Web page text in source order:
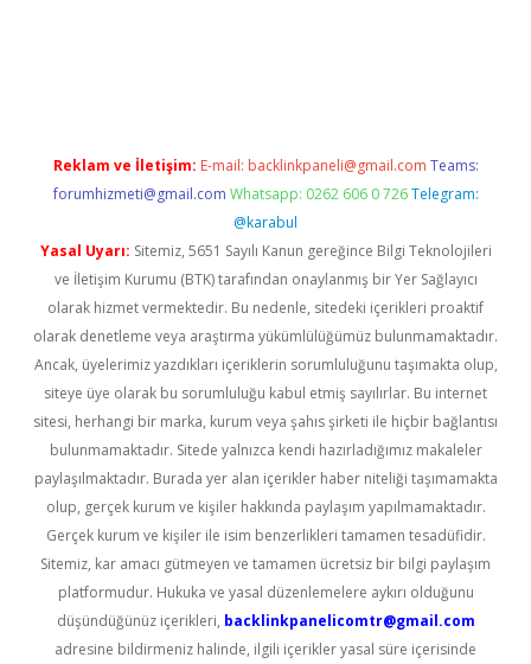
Reklam ve İletişim: E-mail: backlinkpaneli@gmail.com Teams:
forumhizmeti@gmail.com Whatsapp: 0262 606 0 726 Telegram:
@karabul
Yasal Uyarı: Sitemiz, 5651 Sayılı Kanun gereğince Bilgi Teknolojileri
ve İletişim Kurumu (BTK) tarafından onaylanmış bir Yer Sağlayıcı
olarak hizmet vermektedir. Bu nedenle, sitedeki içerikleri proaktif
olarak denetleme veya araştırma yükümlülüğümüz bulunmamaktadır.
Ancak, üyelerimiz yazdıkları içeriklerin sorumluluğunu taşımakta olup,
siteye üye olarak bu sorumluluğu kabul etmiş sayılırlar. Bu internet
sitesi, herhangi bir marka, kurum veya şahıs şirketi ile hiçbir bağlantısı
bulunmamaktadır. Sitede yalnızca kendi hazırladığımız makaleler
paylaşılmaktadır. Burada yer alan içerikler haber niteliği taşımamakta
olup, gerçek kurum ve kişiler hakkında paylaşım yapılmamaktadır.
Gerçek kurum ve kişiler ile isim benzerlikleri tamamen tesadüfidir.
Sitemiz, kar amacı gütmeyen ve tamamen ücretsiz bir bilgi paylaşım
platformudur. Hukuka ve yasal düzenlemelere aykırı olduğunu
düşündüğünüz içerikleri, backlinkpanelicomtr@gmail.com
adresine bildirmeniz halinde, ilgili içerikler yasal süre içerisinde